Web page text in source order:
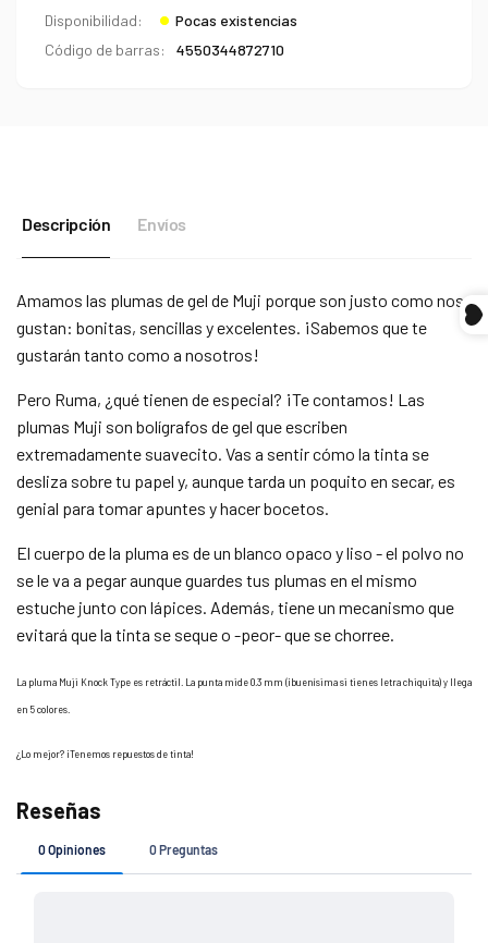
Disponibilidad:
Pocas existencias
Código de barras:
4550344872710
Descripción Envíos
Amamos las plumas de gel de Muji porque son justo como nos
gustan: bonitas, sencillas y excelentes. ¡Sabemos que te
gustarán tanto como a nosotros!
Pero Ruma, ¿qué tienen de especial? ¡Te contamos! Las
plumas Muji son bolígrafos de gel que escriben
extremadamente suavecito. Vas a sentir cómo la tinta se
desliza sobre tu papel y, aunque tarda un poquito en secar, es
genial para tomar apuntes y hacer bocetos.
El cuerpo de la pluma es de un blanco opaco y liso - el polvo no
se le va a pegar aunque guardes tus plumas en el mismo
estuche junto con lápices. Además, tiene un mecanismo que
evitará que la tinta se seque o -peor- que se chorree.
La pluma Muji Knock Type es retráctil. La punta mide 0.3 mm (¡buenísima si tienes letra chiquita) y llega
en 5 colores.
¿Lo mejor? ¡Tenemos repuestos de tinta!
Compra ahora y paga a meses
sin tarjeta de crédito
con Meses sin Tarjeta.
2 En tu cuenta de Mercado Pago,
cantidad de mesesy confirma.
3 Paga mes a mescon saldo disponible,
débito u otros medios.
¿Tienes dudas? Consulta nuestra Ayuda.